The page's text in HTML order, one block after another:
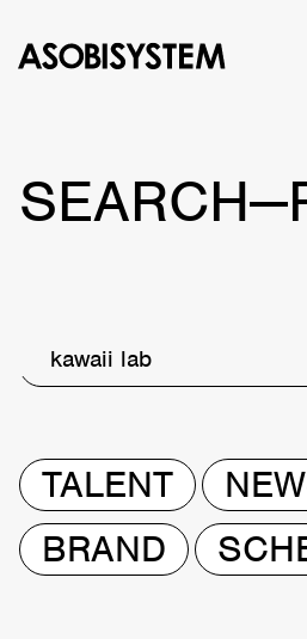
kawaii lab
TALENT
BRAND